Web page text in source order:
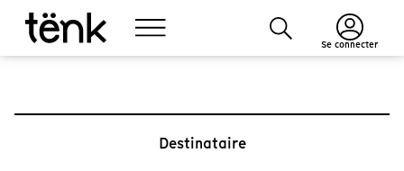
Se connecter
Destinataire